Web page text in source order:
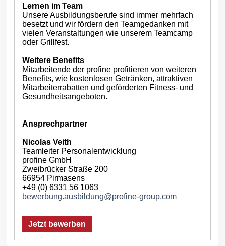
Lernen im Team
Unsere Ausbildungsberufe sind immer mehrfach
besetzt und wir fördern den Teamgedanken mit
vielen Veranstaltungen wie unserem Teamcamp
oder Grillfest.
Weitere Benefits
Mitarbeitende der profine profitieren von weiteren
Benefits, wie kostenlosen Getränken, attraktiven
Mitarbeiterrabatten und geförderten Fitness- und
Gesundheitsangeboten.
Ansprechpartner
Nicolas Veith
Teamleiter Personalentwicklung
profine GmbH
Zweibrücker Straße 200
66954 Pirmasens
+49 (0) 6331 56 1063
bewerbung.ausbildung@profine-group.com
Jetzt bewerben